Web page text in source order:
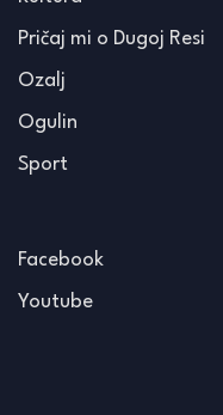
Pričaj mi o Dugoj Resi
Ozalj
Ogulin
Sport
Facebook
Youtube